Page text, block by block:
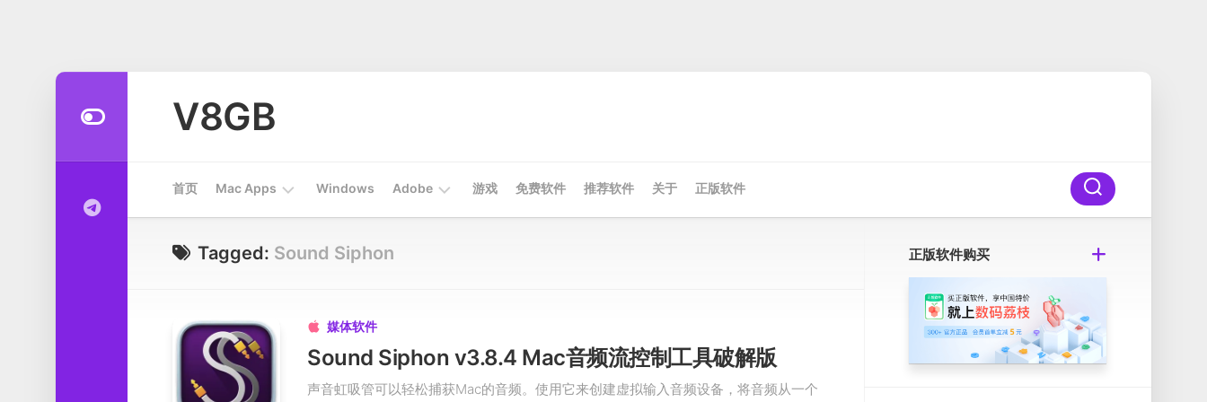
V8GB
首页 Mac Apps
Apps
工
具
系
统
Windows Adobe 游戏 免费软件 推荐软件 关于 正版软件
Tagged: Sound Siphon
 媒体软件
Sound Siphon v3.8.4 Mac音频流控制工具破解版
声音虹吸管可以轻松捕获Mac的音频。使用它来创建虚拟输入音频设备，将音频从一个
正版软件购买